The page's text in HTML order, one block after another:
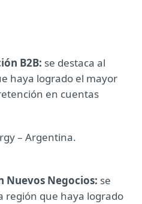
B2B: se destaca al
haya logrado el mayor
en cuentas
– Argentina.
Nuevos Negocios: se
región que haya logrado